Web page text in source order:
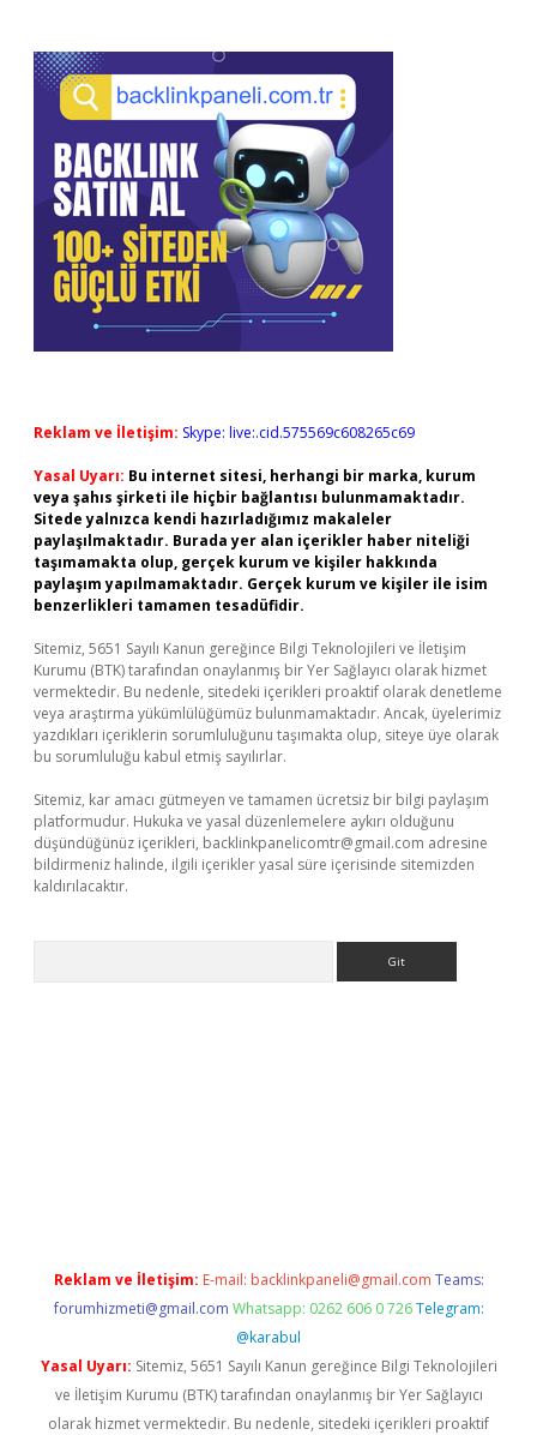
Reklam ve İletişim: Skype: live:.cid.575569c608265c69
Yasal Uyarı: Bu internet sitesi, herhangi bir marka, kurum
veya şahıs şirketi ile hiçbir bağlantısı bulunmamaktadır.
Sitede yalnızca kendi hazırladığımız makaleler
paylaşılmaktadır. Burada yer alan içerikler haber niteliği
taşımamakta olup, gerçek kurum ve kişiler hakkında
paylaşım yapılmamaktadır. Gerçek kurum ve kişiler ile isim
benzerlikleri tamamen tesadüfidir.
Sitemiz, 5651 Sayılı Kanun gereğince Bilgi Teknolojileri ve İletişim
Kurumu (BTK) tarafından onaylanmış bir Yer Sağlayıcı olarak hizmet
vermektedir. Bu nedenle, sitedeki içerikleri proaktif olarak denetleme
veya araştırma yükümlülüğümüz bulunmamaktadır. Ancak, üyelerimiz
yazdıkları içeriklerin sorumluluğunu taşımakta olup, siteye üye olarak
bu sorumluluğu kabul etmiş sayılırlar.
Sitemiz, kar amacı gütmeyen ve tamamen ücretsiz bir bilgi paylaşım
platformudur. Hukuka ve yasal düzenlemelere aykırı olduğunu
düşündüğünüz içerikleri, backlinkpanelicomtr@gmail.com adresine
bildirmeniz halinde, ilgili içerikler yasal süre içerisinde sitemizden
kaldırılacaktır.
Reklam ve İletişim: E-mail: backlinkpaneli@gmail.com Teams:
forumhizmeti@gmail.com Whatsapp: 0262 606 0 726 Telegram:
@karabul
Yasal Uyarı: Sitemiz, 5651 Sayılı Kanun gereğince Bilgi Teknolojileri
ve İletişim Kurumu (BTK) tarafından onaylanmış bir Yer Sağlayıcı
olarak hizmet vermektedir. Bu nedenle, sitedeki içerikleri proaktif